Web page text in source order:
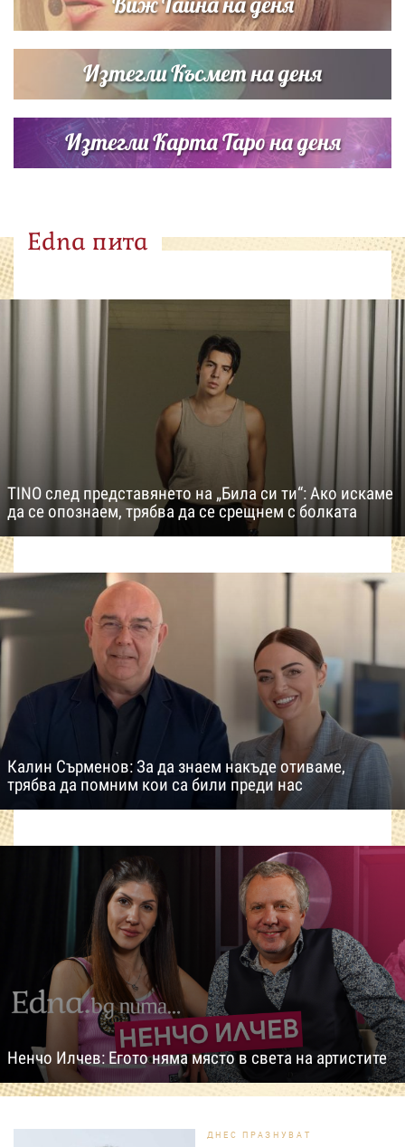
Изтегли Късмет на деня
Изтегли Карта Таро на деня
Edna пита
TINO след представянето на „Била си ти“: Ако искаме
да се опознаем, трябва да се срещнем с болката
Калин Сърменов: За да знаем накъде отиваме,
трябва да помним кои са били преди нас
Ненчо Илчев: Егото няма място в света на артистите
ДНЕС ПРАЗНУВАТ